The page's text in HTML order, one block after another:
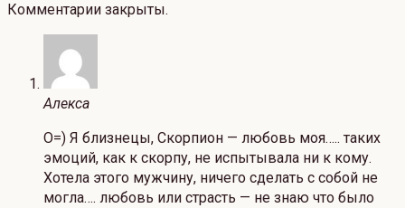
Комментарии закрыты.
Алекса
O=) Я близнецы, Скорпион — любовь моя….. таких
эмоций, как к скорпу, не испытывала ни к кому.
Хотела этого мужчину, ничего сделать с собой не
могла…. любовь или страсть — не знаю что было